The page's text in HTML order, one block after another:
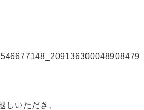
しいただき、